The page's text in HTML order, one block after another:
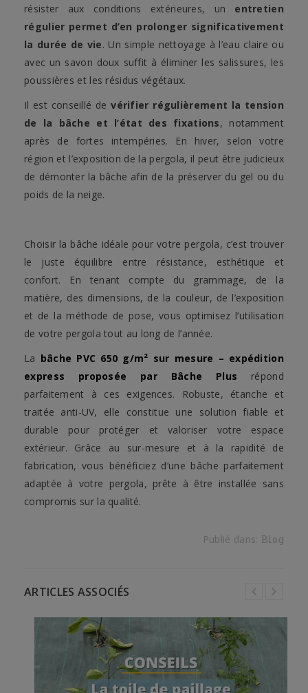
résister aux conditions extérieures, un entretien
régulier permet d’en prolonger significativement
la durée de vie. Un simple nettoyage à l’eau claire ou
avec un savon doux suffit à éliminer les salissures, les
poussières et les résidus végétaux.
Il est conseillé devérifier régulièrement la tension
de la bâche et l’état des fixations, notamment
après de fortes intempéries. En hiver, selon votre
région et l’exposition de la pergola, il peut être judicieux
de démonter la bâche afin de la préserver du gel ou du
poids de la neige.
Choisir la bâche idéale pour votre pergola, c’est trouver
le juste équilibre entre résistance, esthétique et
confort. En tenant compte du grammage, de la
matière, des dimensions, de la couleur, de l’exposition
et de la méthode de pose, vous optimisez l’utilisation
de votre pergola tout au long de l’année.
La bâche PVC 650 g/m² sur mesure – expédition
express proposée par Bâche Plus répond
parfaitement à ces exigences. Robuste, étanche et
traitée anti-UV, elle constitue une solution fiable et
durable pour protéger et valoriser votre espace
extérieur. Grâce au sur-mesure et à la rapidité de
fabrication, vous bénéficiez d’une bâche parfaitement
adaptée à votre pergola, prête à être installée sans
compromis sur la qualité.
Publié dans: Blog
ARTICLES ASSOCIÉS